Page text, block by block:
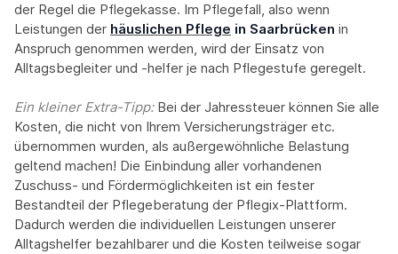
der Regel die Pflegekasse. Im Pflegefall, also wenn
Leistungen der häuslichen Pflege in Saarbrücken in
Anspruch genommen werden, wird der Einsatz von
Alltagsbegleiter und -helfer je nach Pflegestufe geregelt.
Ein kleiner Extra-Tipp:‍ Bei der Jahressteuer können Sie alle
Kosten, die nicht von Ihrem Versicherungsträger etc.
übernommen wurden, als außergewöhnliche Belastung
geltend machen! Die Einbindung aller vorhandenen
Zuschuss- und Fördermöglichkeiten ist ein fester
Bestandteil der Pflegeberatung der Pflegix-Plattform.
Dadurch werden die individuellen Leistungen unserer
Alltagshelfer bezahlbarer und die Kosten teilweise sogar